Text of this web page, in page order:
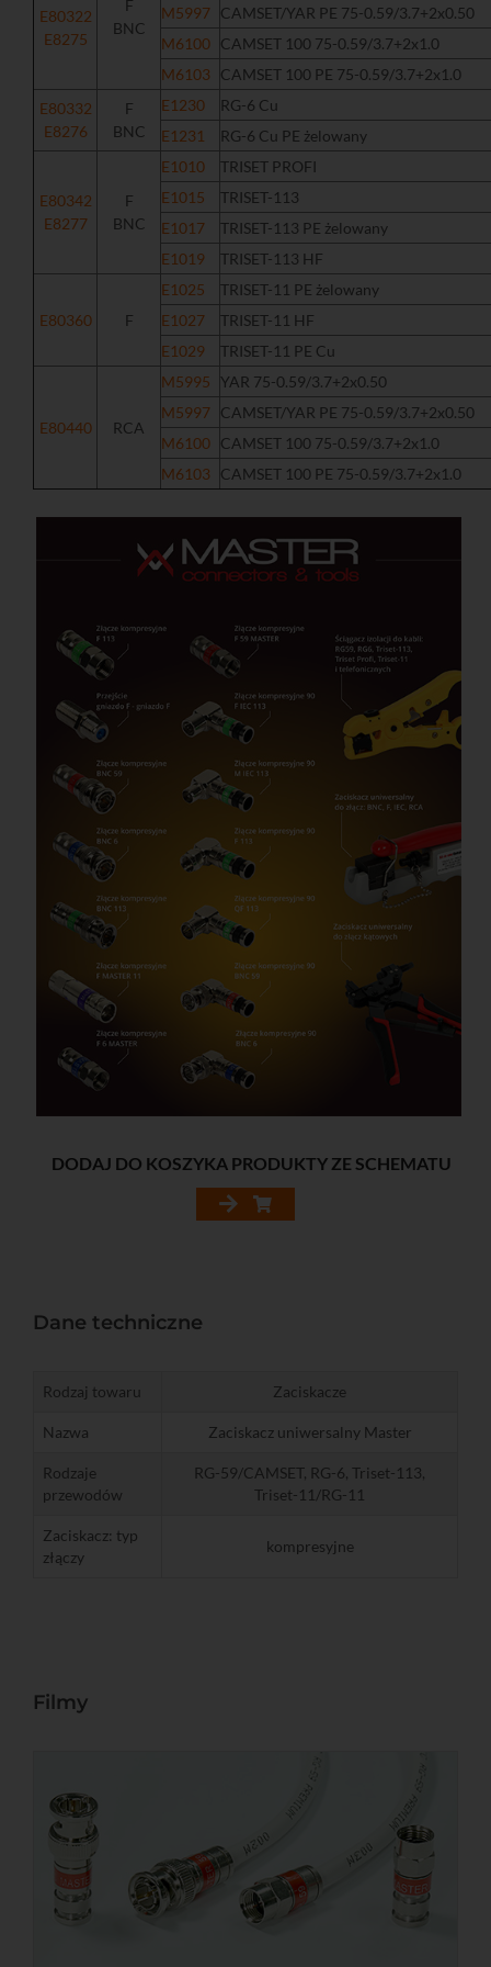
E80322
E8275
F
BNC
M5997 CAMSET/YAR PE 75-0.59/3.7+2x0.50
M6100 CAMSET 100 75-0.59/3.7+2x1.0
M6103
CAMSET 100 PE 75-0.59/3.7+2x1.0
E80332
E8276
F
BNC
E1230
RG-6 Cu
E1231
RG-6 Cu PE żelowany
E80342
E8277
F
BNC
E1010
TRISET PROFI
E1015
TRISET-113
E1017
TRISET-113 PE żelowany
E1019
TRISET-113 HF
E80360 F
E1025
TRISET-11 PE żelowany
E1027
TRISET-11 HF
E1029
TRISET-11 PE Cu
E80440 RCA
M5995
YAR 75-0.59/3.7+2x0.50
M5997 CAMSET/YAR PE 75-0.59/3.7+2x0.50
M6100 CAMSET 100 75-0.59/3.7+2x1.0
M6103
CAMSET 100 PE 75-0.59/3.7+2x1.0
DODAJ DO KOSZYKA PRODUKTY ZE SCHEMATU
Dane techniczne
Rodzaj towaru Zaciskacze
Nazwa Zaciskacz uniwersalny Master
Rodzaje
przewodów
RG-59/CAMSET, RG-6, Triset-113,
Triset-11/RG-11
Zaciskacz: typ
złączy
kompresyjne
Filmy